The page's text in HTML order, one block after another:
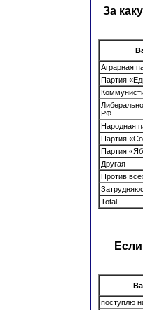
За
Аграрная
Партия
РФ
Народная
Партия
Партия
Другая
Против
Total
поступлю